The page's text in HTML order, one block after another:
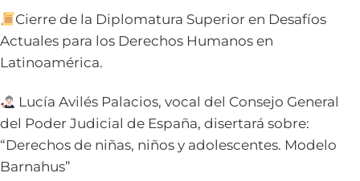
Cierre de la Diplomatura Superior en Desafíos
Actuales para los Derechos Humanos en
Latinoamérica.
Lucía Avilés Palacios, vocal del Consejo General
del Poder Judicial de España, disertará sobre:
“Derechos de niñas, niños y adolescentes. Modelo
Barnahus”